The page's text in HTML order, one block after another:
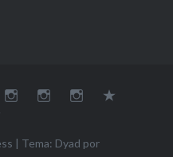
YoutubeInstagram
Dona
| Tema: Dyad por